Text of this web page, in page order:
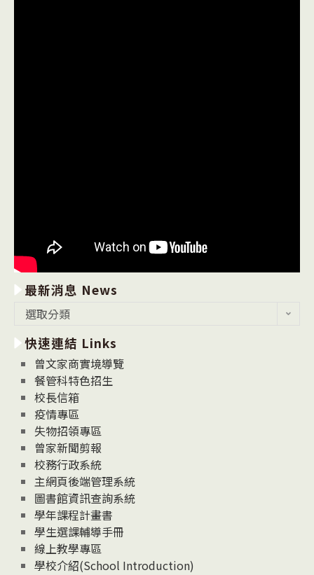
最新消息 News
消
息
News
選取分類
快速連結 Links
曾文家商實境導覽
餐管科特色招生
校長信箱
疫情專區
失物招領專區
曾家新聞剪報
校務行政系統
主網頁後端管理系統
圖書館資訊查詢系統
學年課程計畫書
學生選課輔導手冊
線上教學專區
學校介紹(School Introduction)